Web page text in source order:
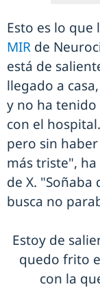
Esto es lo
MIR de
está de
llegado a
y no ha tenido
con el
pero sin
más triste",
de X.
busca no
Estoy de
quedo frito
con la